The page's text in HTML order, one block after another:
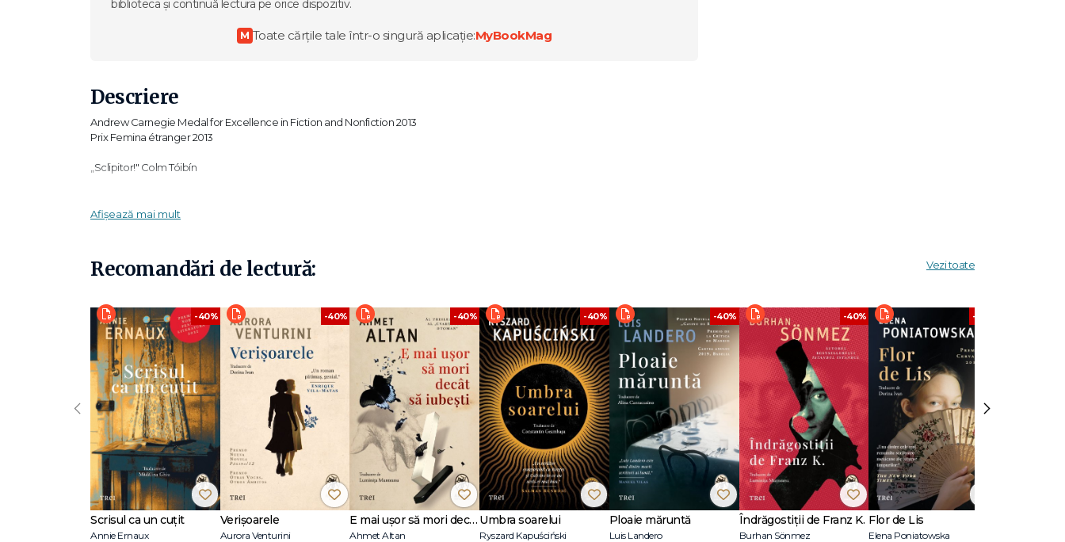
biblioteca și continuă lectura pe orice dispozitiv.
M Toate cărțile tale într-o singură aplicație:MyBookMag
Descriere
Andrew Carnegie Medal for Excellence in Fiction and Nonfiction 2013
Prix Femina étranger 2013
„Sclipitor!" Colm Tóibín
Perspectiva romanului îi aparține băiatului, Dell Parsons, pe care soarta îl duce peste graniță. Ajuns în misterioasa și necuprinsa Canadă, Dell
intră pe mâna unui bărbat violent și impulsiv. Romanul lui Richard Ford este o meditație asupra răului ascuns în cele mai banale ființe umane,
tușante și mai dickensiene personaje din literatura acestui început de secol.
„Un roman care te captivează și te bântuie." Douglas Kennedy
„Cartea cea mai elegiacă și mai profundă a lui Ford." The Washington Post
„Ford n-a scris nicicând mai bine decât în această carte... Cel mai bun roman al lui de la Ziua Independenței." Daily Beast
„Pură grație vocală, umor tăcut, exact, observație calmă." Lorrie Moore, The New Yorker
Richard Ford (n. 1944) este autor american de romane și proză scurtă. A studiat la Michigan State University și a urmat un masterat în
creative writing la University of California, Irvine, unde l-a avut profesor pe E.L. Doctorow. În 1996 a fost distins cu Pulitzer Prize și PEN/Faulkner
Award (pentru al doilea volum din tetralogia Frank Bascombe, Ziua Independenței). În limba română i-au fost traduse romanele Cronicarul
sportiv și Ziua Independenței, dar și volumele de proză scurtă Rock Springs, Viața sălbatică, Femei cu bărbați și volumul de memorii Între ei.
Amintiri despre părinții mei. Canada este prima carte a lui Richard Ford care apare în Anansi.World Fiction.
Afișează mai mult
Recomandări de lectură: Vezi toate
-40%
Scrisul ca un cuțit
Annie Ernaux
-40%
Verișoarele
Aurora Venturini
-40%
E mai ușor să mori decât să iubești (seria Cvartetul Otoman, vol.3)
Ahmet Altan
-40%
Umbra soarelui
Ryszard Kapuściński
-40%
Ploaie măruntă
Luis Landero
-40%
Îndrăgostiții de Franz K.
Burhan Sönmez
-40%
Flor de Lis
Elena Poniatowska
‹ ›